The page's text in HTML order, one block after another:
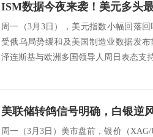
ISM数据今夜来袭！美元多头
周一（3月3日），美元指数小幅回落
受俄乌局势缓和及美国制造业数据发
泽连斯基与欧洲多国领导人周日表态支
周一（3月3日）美市盘前，银价（